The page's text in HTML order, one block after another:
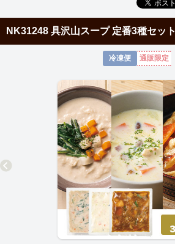
NK31248 具沢山スープ 定番3種セット
冷凍便 通販限定